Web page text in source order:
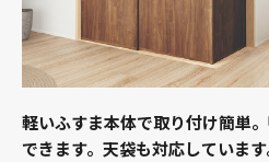
軽いふすま本体で取り付け簡単
できます。天袋も対応しています